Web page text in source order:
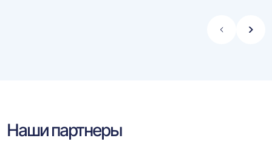
Стрелка
Наши партнеры